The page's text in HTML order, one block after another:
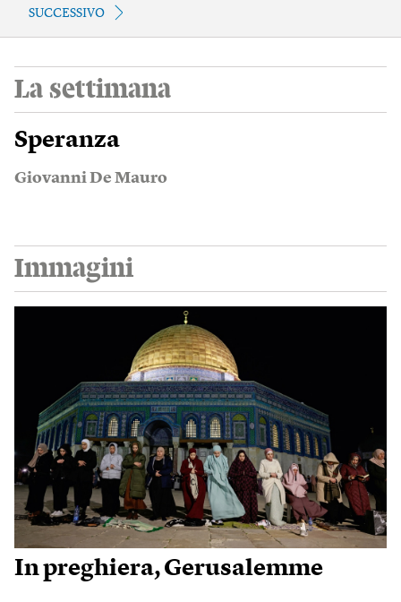
SUCCESSIVO
La settimana
Speranza
Giovanni De Mauro
Immagini
In preghiera, Gerusalemme